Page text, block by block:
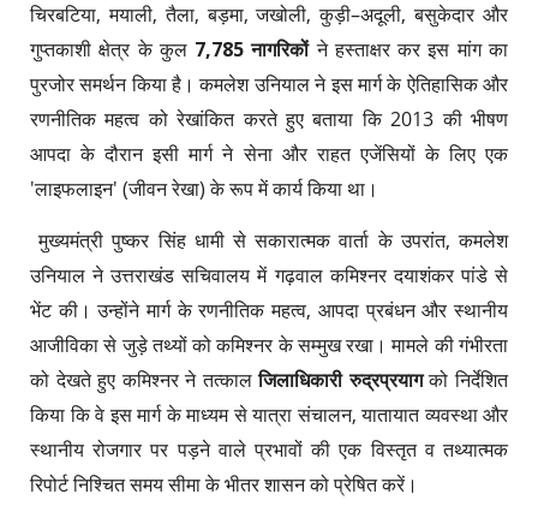
चिरबटिया, मयाली, तैला, बड़मा, जखोली, कुड़ी–अदूली, बसुकेदार और
गुप्तकाशी क्षेत्र के कुल 7,785 नागरिकोंने हस्ताक्षर कर इस मांग का
पुरजोर समर्थन किया है। कमलेश उनियाल ने इस मार्ग के ऐतिहासिक और
रणनीतिक महत्व को रेखांकित करते हुए बताया कि 2013 की भीषण
आपदा के दौरान इसी मार्ग ने सेना और राहत एजेंसियों के लिए एक
'लाइफलाइन' (जीवन रेखा) के रूप में कार्य किया था।
​ मुख्यमंत्री पुष्कर सिंह धामी से सकारात्मक वार्ता के उपरांत, कमलेश
उनियाल ने उत्तराखंड सचिवालय में गढ़वाल कमिश्नर दयाशंकर पांडे से
भेंट की। उन्होंने मार्ग के रणनीतिक महत्व, आपदा प्रबंधन और स्थानीय
आजीविका से जुड़े तथ्यों को कमिश्नर के सम्मुख रखा। मामले की गंभीरता
को देखते हुए कमिश्नर ने तत्कालजिलाधिकारी रुद्रप्रयागको निर्देशित
किया कि वे इस मार्ग के माध्यम से यात्रा संचालन, यातायात व्यवस्था और
स्थानीय रोजगार पर पड़ने वाले प्रभावों की एक विस्तृत व तथ्यात्मक
रिपोर्ट निश्चित समय सीमा के भीतर शासन को प्रेषित करें।